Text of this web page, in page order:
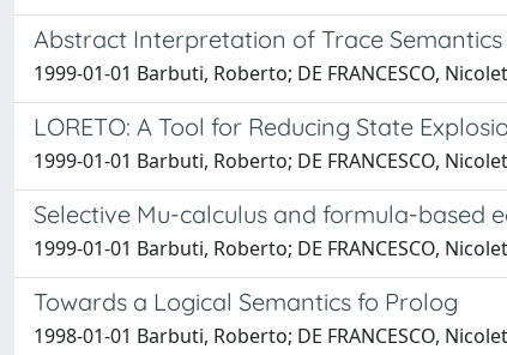
Abstract Interpretation of Trace
1999-01-01 Barbuti, Roberto; DE FRANCESCO,
LORETO: A Tool for Reducing State
1999-01-01 Barbuti, Roberto; DE FRANCESCO,
Selective Mu-calculus and formula-based
1999-01-01 Barbuti, Roberto; DE FRANCESCO,
Towards a Logical Semantics fo Prolog
1998-01-01 Barbuti, Roberto; DE FRANCESCO,